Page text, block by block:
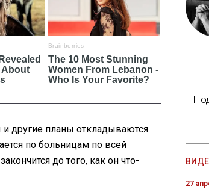
и другие планы откладываются.
по больницам по всей
до того, как он что-
27